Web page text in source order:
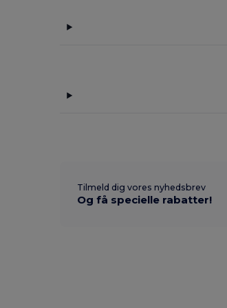
Tilmeld dig vores nyhedsbrev
Og få specielle rabatter!